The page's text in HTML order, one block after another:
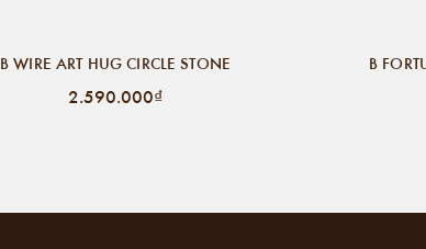
B WIRE ART HUG CIRCLE STONE
2.590.000₫
B